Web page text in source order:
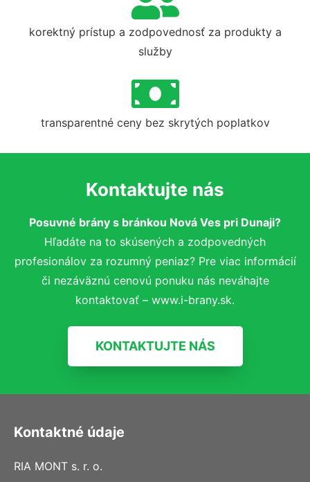
korektný prístup a zodpovednosť za produkty a
služby
transparentné ceny bez skrytých poplatkov
Kontaktujte nás
Posuvné brány s bránkou Nová Ves pri Dunaji?
Hľadáte na to skúsených a zodpovedných
profesionálov za rozumný peniaz? Pre viac informácií
či nezáväznú cenovú ponuku nás neváhajte
kontaktovať – www.i-brany.sk.
KONTAKTUJTE NÁS
Kontaktné údaje
RIA MONT s. r. o.